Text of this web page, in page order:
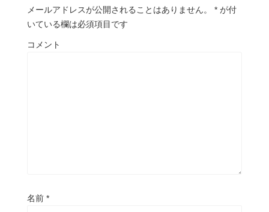
メールアドレスが公開されることはありません。 * が付
いている欄は必須項目です
コメント
名前 *